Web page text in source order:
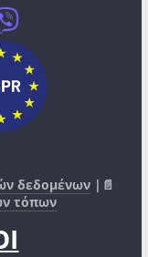
δεδομένων |📄
τόπων